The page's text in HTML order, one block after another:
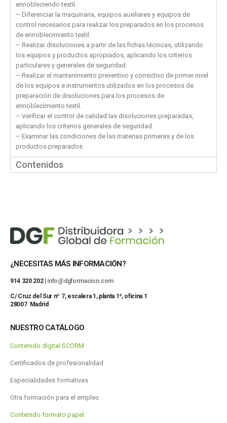
ennobleciendo textil.
– Diferenciar la maquinaria, equipos auxiliares y equipos de
control necesarios para realizar los preparados en los procesos
de ennoblecimiento textil.
– Realizar disoluciones a partir de las fichas técnicas, utilizando
los equipos y productos apropiados, aplicando los criterios
particulares y generales de seguridad.
– Realizar el mantenimiento preventivo y correctivo de primer nivel
de los equipos e instrumentos utilizados en los procesos de
preparación de disoluciones para los procesos de
ennoblecimiento textil.
– Verificar el control de calidad las disoluciones preparadas,
aplicando los criterios generales de seguridad.
– Examinar las condiciones de las materias primeras y de los
productos preparados.
Contenidos
¿NECESITAS MÁS INFORMACIÓN?
914 320 202 | info@dgformacion.com
C/ Cruz del Sur nº 7, escalera 1, planta 1ª, oficina 1
28007 Madrid
NUESTRO CATÁLOGO
Contenido digital SCORM
Certificados de profesionalidad
Especialidades formativas
Otra formación para el empleo
Contenido formato papel